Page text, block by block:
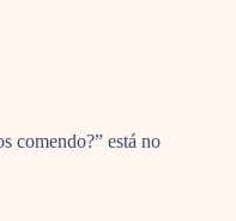
comendo?” está no